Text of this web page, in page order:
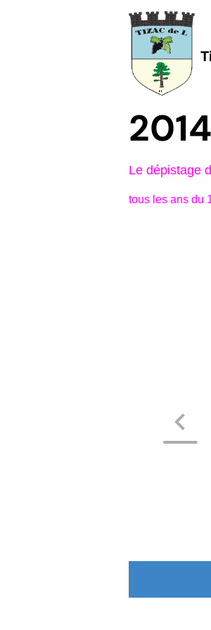
2014
Le dépistage
tous les ans du